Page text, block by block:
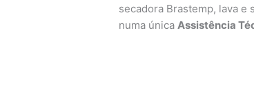
secadora Brastemp, lava
numa únicaAssistência